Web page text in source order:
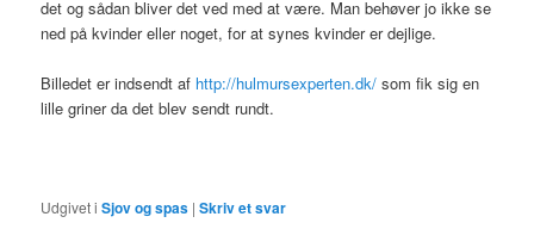
det og sådan bliver det ved med at være. Man behøver jo ikke se
ned på kvinder eller noget, for at synes kvinder er dejlige.
Billedet er indsendt af http://hulmursexperten.dk/ som fik sig en
lille griner da det blev sendt rundt.
Udgivet i Sjov og spas |Skriv et svar